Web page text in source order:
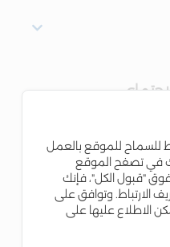
للسماح للموقع بالعمل
في تصفح الموقع
"قبول الكل"، فإنك
الارتباط. وتوافق على
الاطلاع عليها على